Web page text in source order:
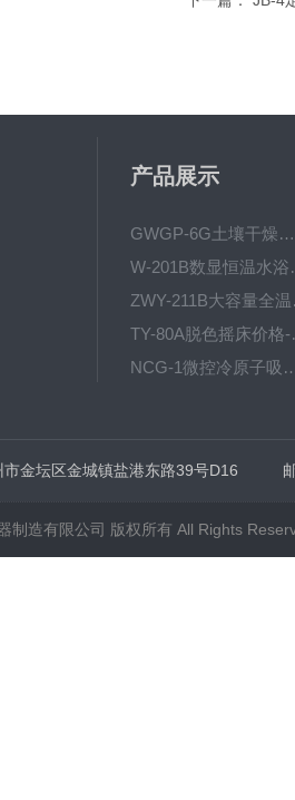
产品展示
GWGP-6G土壤干燥柜-干燥箱/干燥机
W-
TY-
NCG-1微控冷
金坛区金城镇盐港东路39号D16
制造有限公司 版权所有 All Rights